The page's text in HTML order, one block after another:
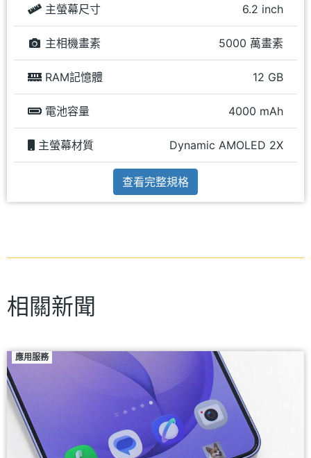
主螢幕尺寸 6.2 inch
主相機畫素 5000 萬畫素
RAM記憶體 12 GB
電池容量 4000 mAh
主螢幕材質 Dynamic AMOLED 2X
查看完整規格
相關新聞
應用服務